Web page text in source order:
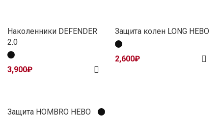
Наколенники DEFENDER
2.0
3,900₽
Защита колен LONG HEBO
2,600₽
Защита HOMBRO HEBO